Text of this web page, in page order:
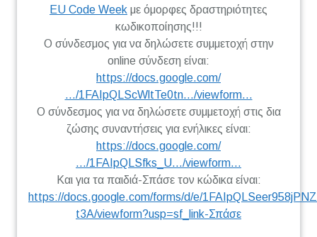
EU Code Week με όμορφες δραστηριότητες
κωδικοποίησης!!!
Ο σύνδεσμος για να δηλώσετε συμμετοχή στην
online σύνδεση είναι:
https://docs.google.com/
…/1FAIpQLScWltTe0tn…/viewform…
Ο σύνδεσμος για να δηλώσετε συμμετοχή στις δια
ζώσης συναντήσεις για ενήλικες είναι:
https://docs.google.com/
…/1FAIpQLSfks_U…/viewform…
Kαι για τα παιδιά-Σπάσε τον κώδικα είναι:
https://docs.google.com/forms/d/e/
t3A/viewform?usp=sf_link-Σπάσε